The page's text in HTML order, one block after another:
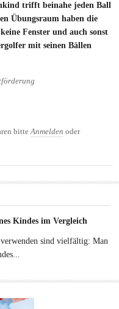
trifft beinahe jeden Ball
Übungsraum haben die
Fenster und auch sonst
mit seinen Bällen
für Kleinkinder
bitteAnmelden oder
Kindes im Vergleich
sind vielfältig: Man